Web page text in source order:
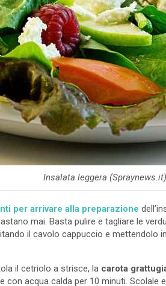
Insalata leggera (Spraynews.it)
per arrivare alla preparazione
mai. Basta pulire e tagliare le
il cavolo cappuccio e mettendolo
il cetriolo a strisce, la carota
acqua calda per 10 minuti. Scolale